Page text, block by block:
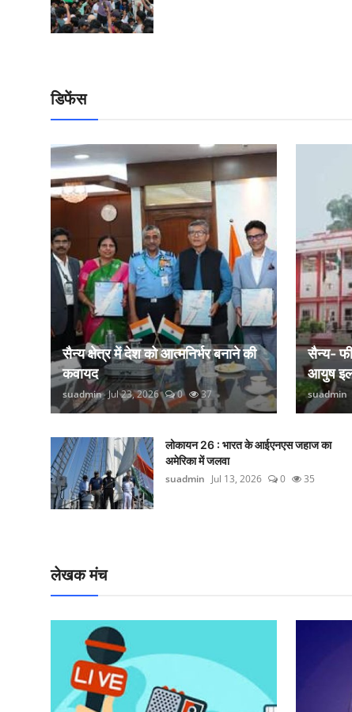
डिफेंस
सैन्य क्षेत्र में देश को आत्मनिर्भर बनाने की
कवायद
suadmin Jul 23, 2026 0 37
सैन्य-
आयुष
suadmin
लोकायन 26 : भारत के आईएनएस जहाज का
अमेरिका में जलवा
suadmin Jul 13, 2026 0 35
लेखक मंच